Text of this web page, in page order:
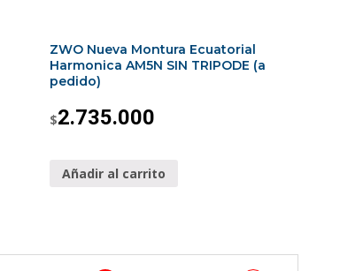
ZWO Nueva Montura Ecuatorial
Harmonica AM5N SIN TRIPODE (a
pedido)
$2.735.000
Añadir al carrito